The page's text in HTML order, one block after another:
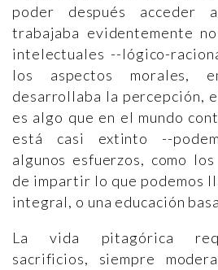
poder después acceder
trabajaba evidentemente
intelectuales --lógico-
los aspectos morales,
desarrollaba la percepción,
es algo que en el mundo
está casi extinto --
algunos esfuerzos, como
de impartir lo que podemos
integral, o una educación
La vida pitagórica
sacrificios, siempre